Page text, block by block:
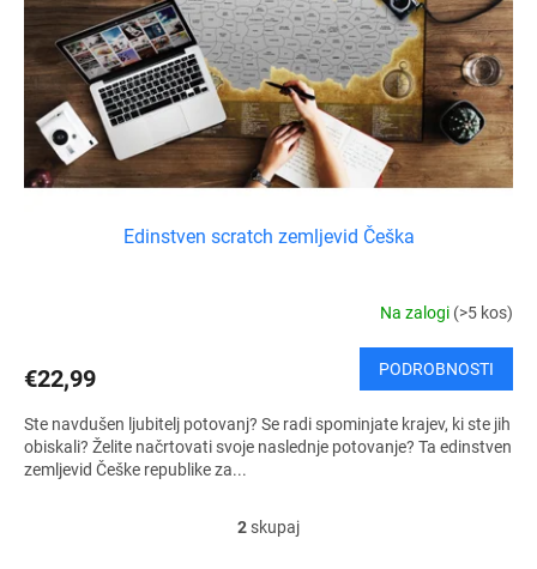
Edinstven scratch zemljevid Češka
Na zalogi (>5 kos)
€22,99 PODROBNOSTI
Ste navdušen ljubitelj potovanj? Se radi spominjate krajev, ki ste jih
obiskali? Želite načrtovati svoje naslednje potovanje? Ta edinstven
zemljevid Češke republike za...
K
2 skupaj